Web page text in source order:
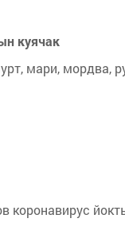
куячак
мари, мордва,
коронавирус